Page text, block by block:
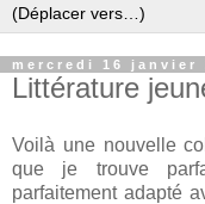
mercredi 16 janvier
Littérature
Voilà une nouvelle
que je trouve
parfaitement adapté